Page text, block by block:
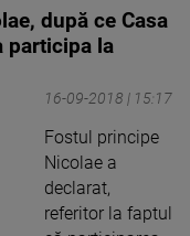
după ce Casa
participa la
16-09-2018 | 15:17
Fostul principe
Nicolae a
declarat,
referitor la faptul